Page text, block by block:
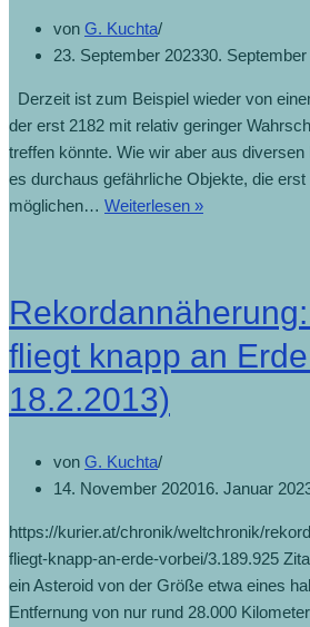
von G. Kuchta
23. September 202330. September
Derzeit ist zum Beispiel wieder von
der erst 2182 mit relativ geringer
treffen könnte. Wie wir aber aus
es durchaus gefährliche Objekte, die
möglichen… Weiterlesen »
fliegt knapp an
18.2.2013)
von G. Kuchta
14. November 202016. Januar
https://kurier.at/chronik/weltchronik/
fliegt-knapp-an-erde-vorbei/3.189.925
ein Asteroid von der Größe etwa eines
Entfernung von nur rund 28.000